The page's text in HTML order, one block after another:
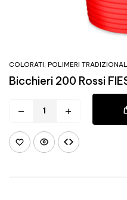
COLORATI, POLIMERI
Bicchieri 200 Rossi